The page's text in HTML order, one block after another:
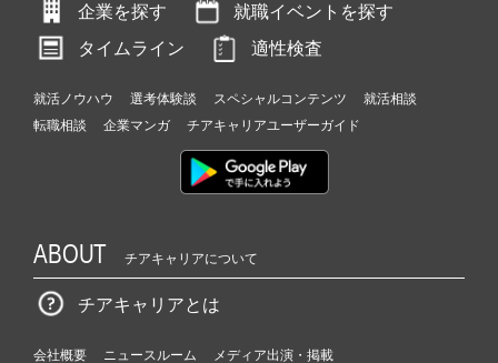
企業を探す
就職イベントを探す
タイムライン
適性検査
就活ノウハウ 選考体験談 スペシャルコンテンツ
就活相談
転職相談
企業マンガ チアキャリアユーザーガイド
ABOUT チアキャリアについて
チアキャリアとは
会社概要 ニュースルーム
メディア出演・掲載